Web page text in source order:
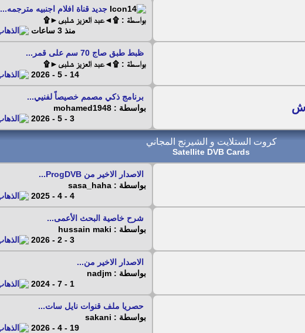
جديد قناة افلام اجنبيه مترجمه...
بواسطة : ۩◄عبد العزيز شلبى►۩
منذ 3 ساعات
ظبط طبق صاج 70 سم على قمر...
بواسطة : ۩◄عبد العزيز شلبى►۩
14 - 5 - 2026
برنامج ذكي مصمم خصيصاً لفنيي...
بواسطة : mohamed1948
3 - 5 - 2026
كروت الستلايت و الشيرنج المجاني
Satellite DVB Cards
الاصدار الاخير من ProgDVB...
بواسطة : sasa_haha
4 - 4 - 2025
شرح خاصية البحث الأعمى...
بواسطة : hussain maki
3 - 2 - 2026
الاصدار الاخير من...
بواسطة : nadjm
1 - 7 - 2024
حصريا ملف قنوات نايل سات...
بواسطة : sakani
19 - 4 - 2026